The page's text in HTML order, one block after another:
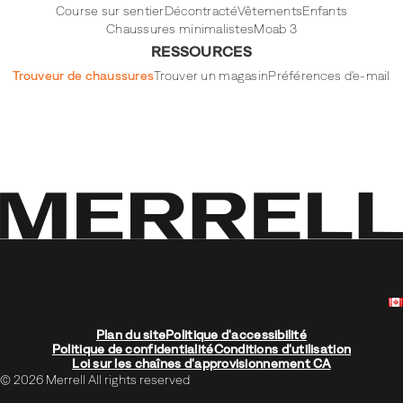
Course sur sentierDécontractéVêtementsEnfants
Chaussures minimalistesMoab 3
RESSOURCES
Trouveur de chaussuresTrouver un magasinPréférences d'e-mail
Plan du sitePolitique d'accessibilité
Politique de confidentialitéConditions d'utilisation
Loi sur les chaînes d'approvisionnement CA
© 2026 Merrell All rights reserved